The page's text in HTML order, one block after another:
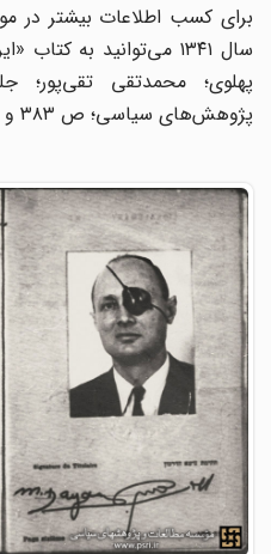
برای کسب اطلاعات بیشتر در
سال ۱۳۴۱ می‌توانید به
پهلوی؛ محمدتقی تقی‌پور؛
پژوهش‌های سیاسی؛ ص ۳۸۳ و ۳۸۴» مراجعه فرمایید.